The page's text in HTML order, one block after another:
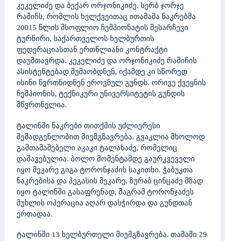
კეკელიძე და ბექარ ორჯონიკიძე. სერბ ჯორჯე
რაშიჩს, რომლის ხელქვეითაც ითამაშა ნაკრებმა
20015 წლის მსოფლიო ჩემპიონატის შესარჩევი
ტურნირი, საქართველოს ხელბურთის
ფედერაციასთან ერთწლიანი კონტრაქტი
დაუმთავრდა. კეკელიძე და ორჯონიკიძე რაშიჩის
ასისტენტებად მუშაობდნენ, იქამდე კი სწორედ
ისინი წვრთნიდნენ ეროვნულ გუნდს. ორივე ქვეყნის
ჩემპიონის, ტექნიკური უნივერსიტეტის გუნდის
მწვრთნელია.
ტალინში ნაკრები თითქმის უძლიერესი
შემადგენლობით მიემგზავრება. გვაკლია მხოლოდ
გამთამაშებელი აკაკი ტალახაძე, რომელიც
დაშავებულია. ბოლო მომენტამდე გაურკვეველი
იყო მეკარე გიგა ტორონჯაძის საკითხი. ჭაბუკთა
ნაკრებისა და პეგასის მეკარე, ზურაბ ცინცაძე მზად
იყო ტალინში გასაფრენად, მაგრამ ტორონჯაძეს
მუხლის ოპერაცია აღარ დასჭირდა და გუნდთან
ერთადაა.
ტალინში 13 ხელბურთელი მიემგზავრება. თამაში 29